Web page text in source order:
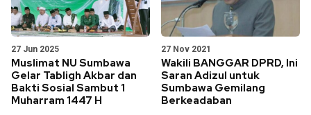
27 Jun 2025
Muslimat NU Sumbawa
Gelar Tabligh Akbar dan
Bakti Sosial Sambut 1
Muharram 1447 H
27 Nov 2021
Wakili BANGGAR DPRD, Ini
Saran Adizul untuk
Sumbawa Gemilang
Berkeadaban